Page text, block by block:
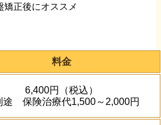
ー膝
膝関節症
矯正後にオススメ
料金
6,400円（税込）
保険治療代1,500～2,000円